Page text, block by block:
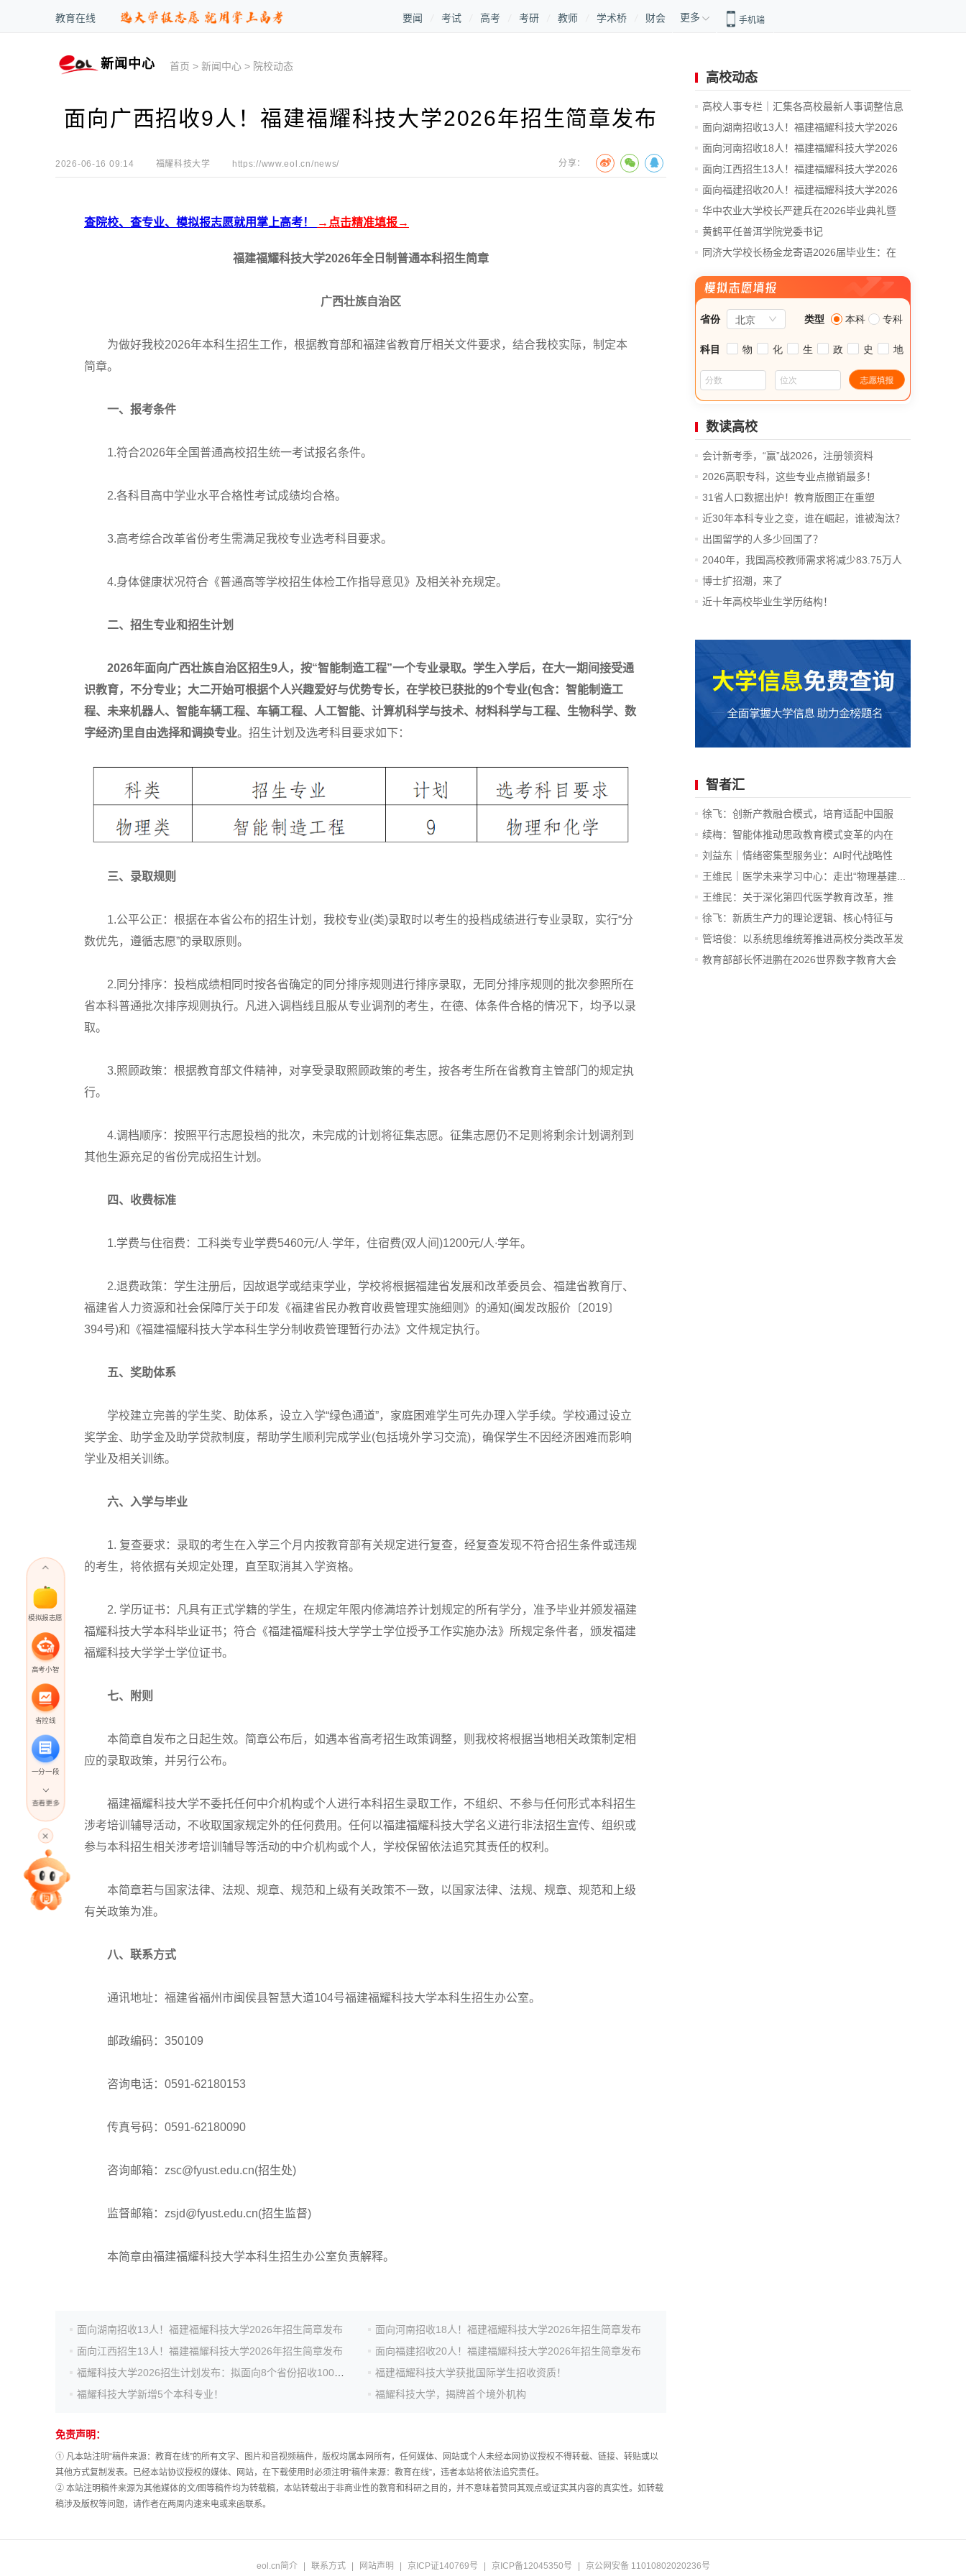
教育在线 要闻 考试 高考 考研 教师 学术桥 财会 更多 手机端
新闻中心 首页 >新闻中心 > 院校动态
面向广西招收9人！福建福耀科技大学2026年招生简章发布
2026-06-16 09:14 福耀科技大学 https://www.eol.cn/news/ 分享：
查院校、查专业、模拟报志愿就用掌上高考！ →点击精准填报→
福建福耀科技大学2026年全日制普通本科招生简章
广西壮族自治区
为做好我校2026年本科生招生工作，根据教育部和福建省教育厅相关文件要求，结合我校实际，制定本
简章。
一、报考条件
1.符合2026年全国普通高校招生统一考试报名条件。
2.各科目高中学业水平合格性考试成绩均合格。
3.高考综合改革省份考生需满足我校专业选考科目要求。
4.身体健康状况符合《普通高等学校招生体检工作指导意见》及相关补充规定。
二、招生专业和招生计划
2026年面向广西壮族自治区招生9人，按“智能制造工程”一个专业录取。学生入学后，在大一期间接受通
识教育，不分专业；大二开始可根据个人兴趣爱好与优势专长，在学校已获批的9个专业(包含：智能制造工
程、未来机器人、智能车辆工程、车辆工程、人工智能、计算机科学与技术、材料科学与工程、生物科学、数
字经济)里自由选择和调换专业。招生计划及选考科目要求如下：
三、录取规则
1.公平公正：根据在本省公布的招生计划，我校专业(类)录取时以考生的投档成绩进行专业录取，实行“分
数优先，遵循志愿”的录取原则。
2.同分排序：投档成绩相同时按各省确定的同分排序规则进行排序录取，无同分排序规则的批次参照所在
省本科普通批次排序规则执行。凡进入调档线且服从专业调剂的考生，在德、体条件合格的情况下，均予以录
取。
3.照顾政策：根据教育部文件精神，对享受录取照顾政策的考生，按各考生所在省教育主管部门的规定执
行。
4.调档顺序：按照平行志愿投档的批次，未完成的计划将征集志愿。征集志愿仍不足则将剩余计划调剂到
其他生源充足的省份完成招生计划。
四、收费标准
1.学费与住宿费：工科类专业学费5460元/人∙学年，住宿费(双人间)1200元/人∙学年。
2.退费政策：学生注册后，因故退学或结束学业，学校将根据福建省发展和改革委员会、福建省教育厅、
福建省人力资源和社会保障厅关于印发《福建省民办教育收费管理实施细则》的通知(闽发改服价〔2019〕
394号)和《福建福耀科技大学本科生学分制收费管理暂行办法》文件规定执行。
五、奖助体系
学校建立完善的学生奖、助体系，设立入学“绿色通道”，家庭困难学生可先办理入学手续。学校通过设立
奖学金、助学金及助学贷款制度，帮助学生顺利完成学业(包括境外学习交流)，确保学生不因经济困难而影响
学业及相关训练。
六、入学与毕业
1. 复查要求：录取的考生在入学三个月内按教育部有关规定进行复查，经复查发现不符合招生条件或违规
的考生，将依据有关规定处理，直至取消其入学资格。
2. 学历证书：凡具有正式学籍的学生，在规定年限内修满培养计划规定的所有学分，准予毕业并颁发福建
福耀科技大学本科毕业证书；符合《福建福耀科技大学学士学位授予工作实施办法》所规定条件者，颁发福建
福耀科技大学学士学位证书。
七、附则
本简章自发布之日起生效。简章公布后，如遇本省高考招生政策调整，则我校将根据当地相关政策制定相
应的录取政策，并另行公布。
福建福耀科技大学不委托任何中介机构或个人进行本科招生录取工作，不组织、不参与任何形式本科招生
涉考培训辅导活动，不收取国家规定外的任何费用。任何以福建福耀科技大学名义进行非法招生宣传、组织或
参与本科招生相关涉考培训辅导等活动的中介机构或个人，学校保留依法追究其责任的权利。
本简章若与国家法律、法规、规章、规范和上级有关政策不一致，以国家法律、法规、规章、规范和上级
有关政策为准。
八、联系方式
通讯地址：福建省福州市闽侯县智慧大道104号福建福耀科技大学本科生招生办公室。
邮政编码：350109
咨询电话：0591-62180153
传真号码：0591-62180090
咨询邮箱：zsc@fyust.edu.cn(招生处)
监督邮箱：zsjd@fyust.edu.cn(招生监督)
本简章由福建福耀科技大学本科生招生办公室负责解释。
面向湖南招收13人！福建福耀科技大学2026年招生简章发布
面向河南招收18人！福建福耀科技大学2026年招生简章发布
面向江西招生13人！福建福耀科技大学2026年招生简章发布
面向福建招收20人！福建福耀科技大学2026年招生简章发布
福耀科技大学2026招生计划发布：拟面向8个省份招收100名本科生
福建福耀科技大学获批国际学生招收资质！
福耀科技大学新增5个本科专业！
福耀科技大学，揭牌首个境外机构
免责声明：
① 凡本站注明“稿件来源：教育在线”的所有文字、图片和音视频稿件，版权均属本网所有，任何媒体、网站或个人未经本网协议授权不得转载、链接、转贴或以
其他方式复制发表。已经本站协议授权的媒体、网站，在下载使用时必须注明“稿件来源：教育在线”，违者本站将依法追究责任。
② 本站注明稿件来源为其他媒体的文/图等稿件均为转载稿，本站转载出于非商业性的教育和科研之目的，并不意味着赞同其观点或证实其内容的真实性。如转载
稿涉及版权等问题，请作者在两周内速来电或来函联系。
高校动态
高校人事专栏｜汇集各高校最新人事调整信息
面向湖南招收13人！福建福耀科技大学2026
年...
面向河南招收18人！福建福耀科技大学2026
年...
面向江西招生13人！福建福耀科技大学2026
年...
面向福建招收20人！福建福耀科技大学2026
年...
华中农业大学校长严建兵在2026毕业典礼暨
学...
黄鹤平任普洱学院党委书记
同济大学校长杨金龙寄语2026届毕业生：在
模拟报志愿
高考小智
省控线
一分一段
高考直播
专家指导课
查看更多
数读高校
会计新考季，“赢”战2026，注册领资料
2026高职专科，这些专业点撤销最多！
31省人口数据出炉！教育版图正在重塑
近30年本科专业之变，谁在崛起，谁被淘汰？
出国留学的人多少回国了？
2040年，我国高校教师需求将减少83.75万人
博士扩招潮，来了
近十年高校毕业生学历结构！
智者汇
徐飞：创新产教融合模式，培育适配中国服
务...
续梅：智能体推动思政教育模式变革的内在
逻...
刘益东｜情绪密集型服务业：AI时代战略性
新...
王维民｜医学未来学习中心：走出“物理基建...
王维民：关于深化第四代医学教育改革，推
进...
徐飞：新质生产力的理论逻辑、核心特征与
战...
管培俊：以系统思维统筹推进高校分类改革发
展
教育部部长怀进鹏在2026世界数字教育大会
eol.cn简介 联系方式 网站声明 京ICP证140769号 京ICP备12045350号 京公网安备 11010802020236号